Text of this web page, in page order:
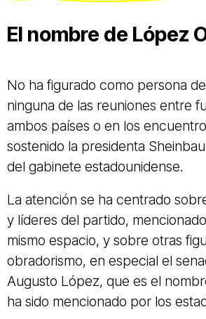
El nombre de López
No ha figurado como persona
ninguna de las reuniones entre
ambos países o en los
sostenido la presidenta
del gabinete estadounidense.
La atención se ha centrado
y líderes del partido,
mismo espacio, y sobre otras
obradorismo, en especial el
Augusto López, que es el
ha sido mencionado por los